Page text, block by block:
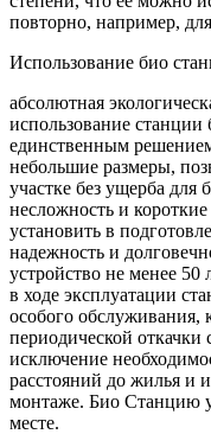
повторно, например,
Использование био
абсолютная
использование станции
единственным
небольшие размеры,
участке без ущерба для
несложность и
установить в
надежность и
устройство не менее 50
в ходе эксплуатации
особого обслуживания,
периодической откачки
исключение
расстояний до жилья и
монтаже. Био Станцию
месте.